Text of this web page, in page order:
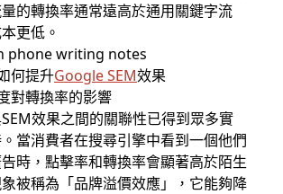
的轉換率通常遠高於通用關鍵字流
更低。
何提升Google SEM效果
對轉換率的影響
效果之間的關聯性已得到眾多實
當消費者在搜尋引擎中看到一個他們
時，點擊率和轉換率會顯著高於陌生
被稱為「品牌溢價效應」，它能夠降